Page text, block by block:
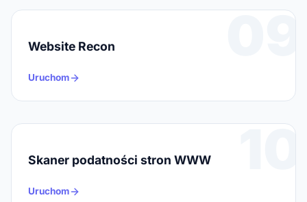
09
Website Recon
Uruchom
10
Skaner podatności stron WWW
Uruchom